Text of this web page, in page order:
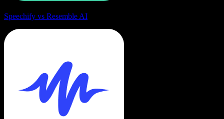
Speechify vs Resemble AI